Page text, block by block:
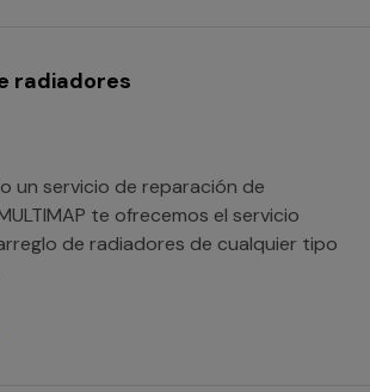
radiadores
un servicio de reparación de
te ofrecemos el servicio
de radiadores de cualquier tipo